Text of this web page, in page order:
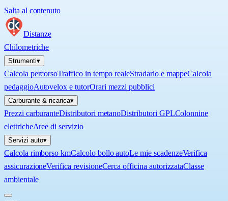
Salta al contenuto
Distanze
Chilometriche
Strumenti▾
Calcola percorsoTraffico in tempo realeStradario e mappeCalcola
pedaggioAutovelox e tutorOrari mezzi pubblici
Carburante & ricarica▾
Prezzi carburanteDistributori metanoDistributori GPLColonnine
elettricheAree di servizio
Servizi auto▾
Calcola rimborso kmCalcolo bollo autoLe mie scadenzeVerifica
assicurazioneVerifica revisioneCerca officina autorizzataClasse
ambientale